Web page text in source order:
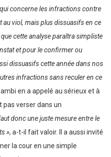
concerne les infractions contre
au viol, mais plus dissuasifs en ce
cette analyse paraîtra simpliste
et pour le confirmer ou
dissuasifs cette année dans nos
infractions sans reculer en ce
en a appelé au sérieux et à
pas verser dans un
donc une juste mesure entre le
», a-t-il fait valoir. Il a aussi invité
la cour en une simple